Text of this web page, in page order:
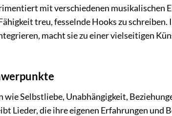
mit verschiedenen musikalischen
treu, fesselnde Hooks zu schreiben.
macht sie zu einer vielseitigen
wie Selbstliebe, Unabhängigkeit,
Lieder, die ihre eigenen Erfahrungen und